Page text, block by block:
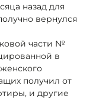
назад для
вернулся
части №
в
получил от
и другие